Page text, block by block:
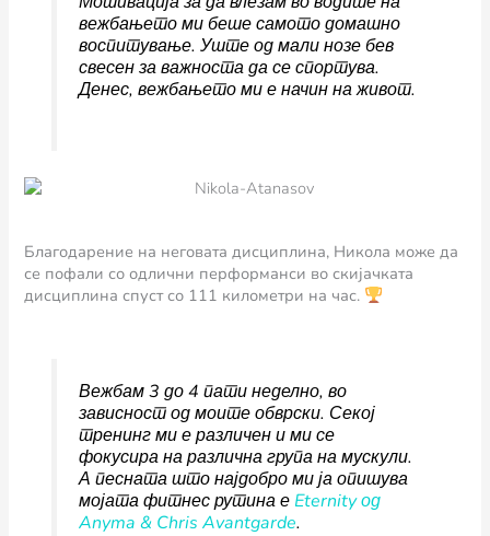
вежбањето ми беше самото домашно
воспитување. Уште од мали нозе бев
свесен за важноста да се спортува.
Денес, вежбањето ми е начин на живот.
Благодарение на неговата дисциплина, Никола може да
се пофали со одлични перформанси во скијачката
дисциплина спуст со 111 километри на час.
Вежбам 3 до 4 пати неделно, во
зависност од моите обврски. Секој
тренинг ми е различен и ми се
фокусира на различна група на мускули.
А песната што најдобро ми ја опишува
мојата фитнес рутина е Eternity од
Anyma & Chris Avantgarde.